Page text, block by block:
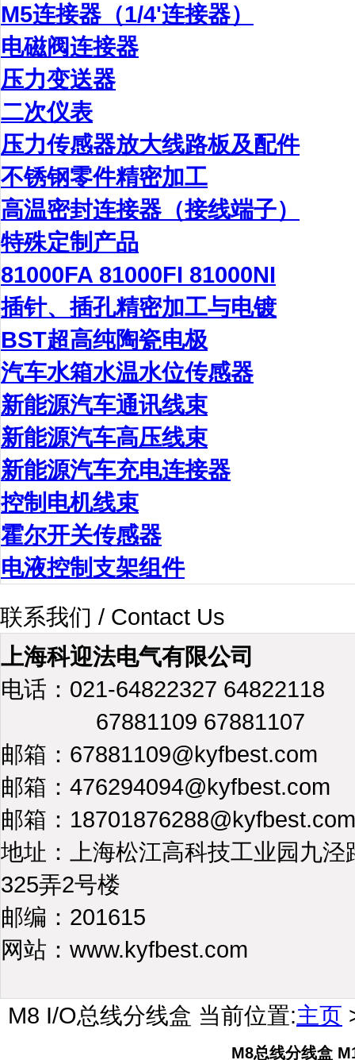
M5连接器（1/4'连接器）
电磁阀连接器
压力变送器
二次仪表
压力传感器放大线路板及配件
不锈钢零件精密加工
高温密封连接器（接线端子）
特殊定制产品
81000FA 81000FI 81000NI
插针、插孔精密加工与电镀
BST超高纯陶瓷电极
汽车水箱水温水位传感器
新能源汽车通讯线束
新能源汽车高压线束
新能源汽车充电连接器
控制电机线束
霍尔开关传感器
电液控制支架组件
联系我们 / Contact Us
上海科迎法电气有限公司
电话：021-64822327 64822118
67881109 67881107
邮箱：67881109@kyfbest.com
邮箱：476294094@kyfbest.com
邮箱：18701876288@kyfbest.com
地址：上海松江高科技工业园九泾
325弄2号楼
邮编：201615
网站：www.kyfbest.com
M8 I/O总线分线盒 当前位置:主页
M8总线分线盒